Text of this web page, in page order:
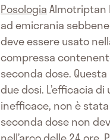
PosologiaAlmotriptan
ad emicrania
deve essere usato
compressa
seconda dose.
due dosi. L’efficacia
inefficace, non è
seconda dose non